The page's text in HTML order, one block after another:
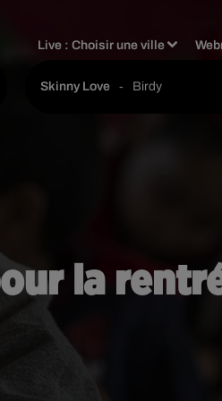
Live :Choisir une ville
Skinny Love - Birdy
la